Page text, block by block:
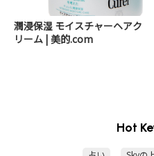
潤浸保湿 モイスチャーヘアク
リーム | 美的.com
Hot